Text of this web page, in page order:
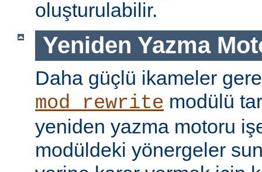
oluşturulabilir.
Yeniden Yazma
Daha güçlü ikameler
mod_rewrite modülü
yeniden yazma motoru
modüldeki yönergeler